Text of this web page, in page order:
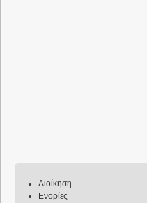
Διοίκηση
Ενορίες